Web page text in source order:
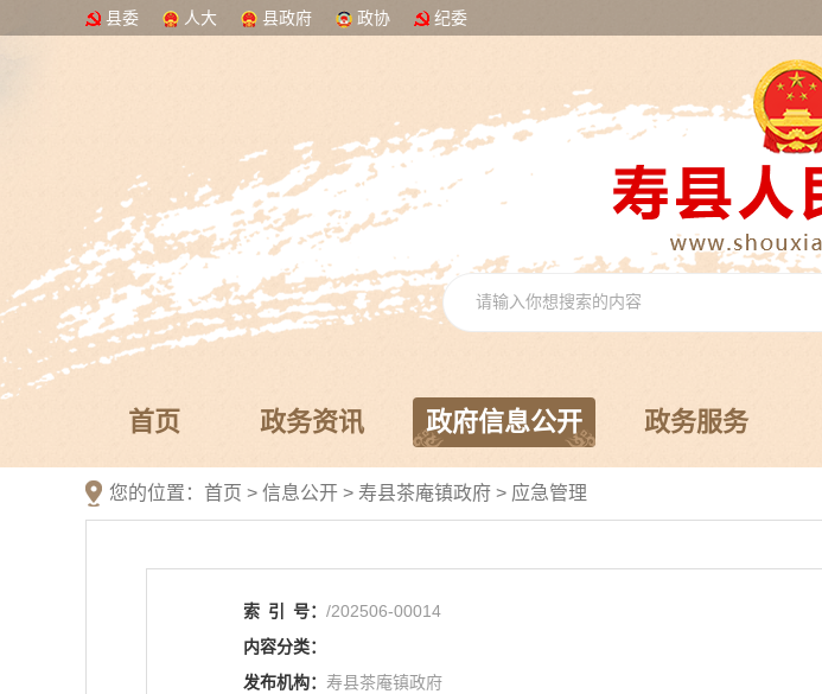
县委 人大 县政府 政协 纪委
首页 政务资讯 政府信息公开 政务服务
您的位置： 首页 > 信息公开 > 寿县茶庵镇政府 > 应急管理
索 引 号： /202506-00014
内容分类：
发布机构： 寿县茶庵镇政府